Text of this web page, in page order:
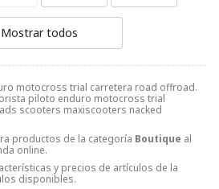
motocross trial carretera road offroad.
piloto enduro motocross trial
scooters maxiscooters nacked
productos de la categoría Boutique al
online.
y precios de artículos de la
disponibles.
Mostrar todos